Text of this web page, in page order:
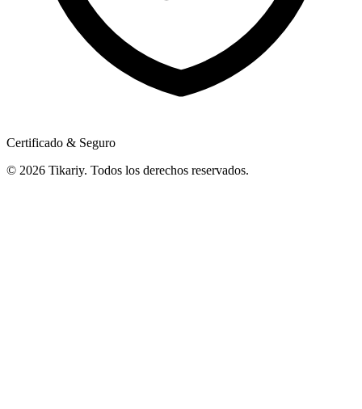
Certificado & Seguro
© 2026 Tikariy. Todos los derechos reservados.